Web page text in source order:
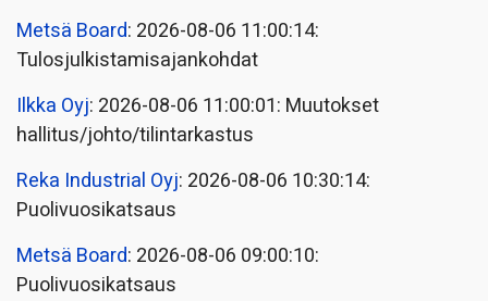
Metsä Board: 2026-08-06 11:00:14:
Tulosjulkistamisajankohdat
Ilkka Oyj: 2026-08-06 11:00:01: Muutokset
hallitus/johto/tilintarkastus
Reka Industrial Oyj: 2026-08-06 10:30:14:
Puolivuosikatsaus
Metsä Board: 2026-08-06 09:00:10:
Puolivuosikatsaus